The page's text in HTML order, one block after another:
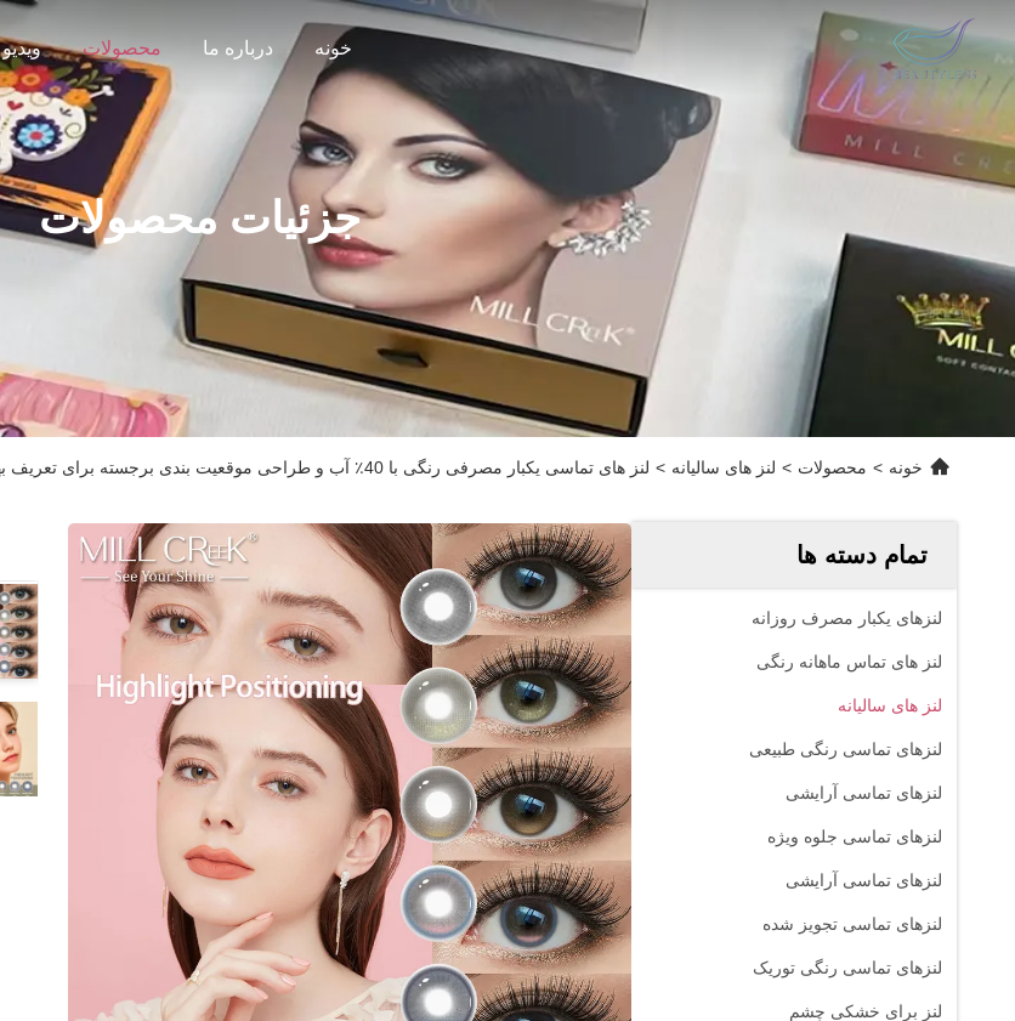
خونه درباره ما محصولات ویدیو
جزئیات محصولات
خونه > محصولات > لنز های سالیانه > لنز های تماسی یکبار مصرفی رنگی با 40٪ آب و طراحی موقعیت بندی برجسته برای تعریف بهتر چشم
تمام دسته ها
لنزهای یکبار مصرف روزانه
لنز های تماس ماهانه رنگی
لنز های سالیانه
لنزهای تماسی رنگی طبیعی
لنزهای تماسی آرایشی
لنزهای تماسی جلوه ویژه
لنزهای تماسی آرایشی
لنزهای تماسی تجویز شده
لنزهای تماسی رنگی توریک
لنز برای خشکی چشم